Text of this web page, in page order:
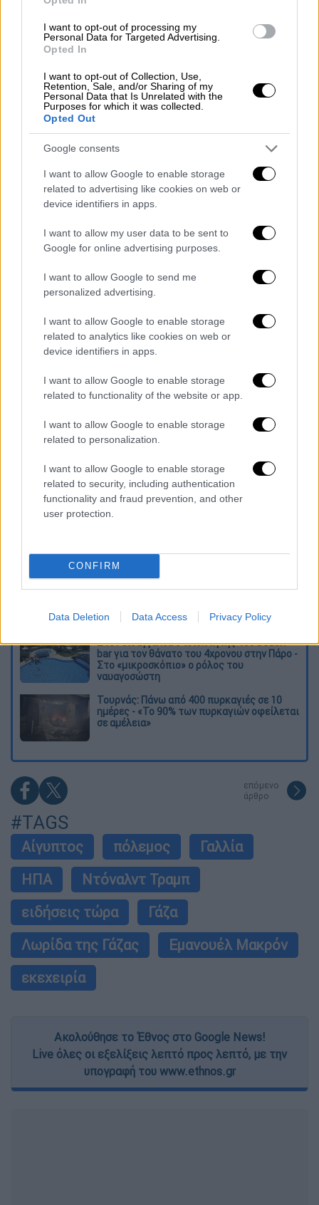
I want to opt-out of processing my
Personal Data for Targeted Advertising.
Opted In
I want to opt-out of Collection, Use,
Retention, Sale, and/or Sharing of my
Personal Data that Is Unrelated with the
Purposes for which it was collected.
Opted Out
Google consents
I want to allow Google to enable storage
related to advertising like cookies on web or
device identifiers in apps.
I want to allow my user data to be sent to
Google for online advertising purposes.
I want to allow Google to send me
personalized advertising.
I want to allow Google to enable storage
related to analytics like cookies on web or
device identifiers in apps.
I want to allow Google to enable storage
related to functionality of the website or app.
I want to allow Google to enable storage
related to personalization.
I want to allow Google to enable storage
related to security, including authentication
functionality and fraud prevention, and other
user protection.
CONFIRM
Data Deletion Data Access Privacy Policy
Κόσμος|10.10.2025 23:00
Ο Μακρόν ανακοίνωσε ξανά τον
Κόσμος|11.10.2025 13:26
Η «επιστροφή-έκπληξη» του Λεκορνί
και όροι που έβαλε στον Μακρόν –
Ποιους «κόβει» από την κυβέρνηση
Το ειρηνευτικό σχέδιο τουΝτόναλντ Τραμπ
με ταυτόχρονη διαμεσολάβηση Κατάρ,
Αιγύπτου και Τουρκίας, αποβλέπει στην
καθιέρωσημόνιμηςεκεχειρίας, στην
αποκατάσταση της πλήρουςπρόσβασης
ανθρωπιστικής βοήθειας στη Λωρίδα της
Γάζας δήλωσε η γαλλική προεδρία.
Τέλος, ο Μακρόν αναμένεται να επαναλάβει
κρατώνως εχέγγυο διαρκούς ειρήνης,
ασφάλειας και ανοικοδόμησης της περιοχής,
ενημέρωσε το Μέγαρο των Ηλυσίων.
Διαβάστε ακόμη
Ιστορίας!
Στον εισαγγελέα ο ιδιοκτήτης του beach
bar για τον θάνατο του 4χρονου στην Πάρο -
Στο «μικροσκόπιο» ο ρόλος του
ναυαγοσώστη
Τουρνάς: Πάνω από 400 πυρκαγιές σε 10
ημέρες - «Το 90% των πυρκαγιών οφείλεται
σε αμέλεια»
επόμενο
άρθρο
#TAGS
Αίγυπτος πόλεμος
Γαλλία
ΗΠΑ
Ντόναλντ Τραμπ
ειδήσεις τώρα
Γάζα
Λωρίδα της Γάζας
Εμανουέλ Μακρόν
εκεχειρία
Ακολούθησε το Έθνος στο Google News!
Live όλες οι εξελίξεις λεπτό προς λεπτό, με την
υπογραφή του www.ethnos.gr